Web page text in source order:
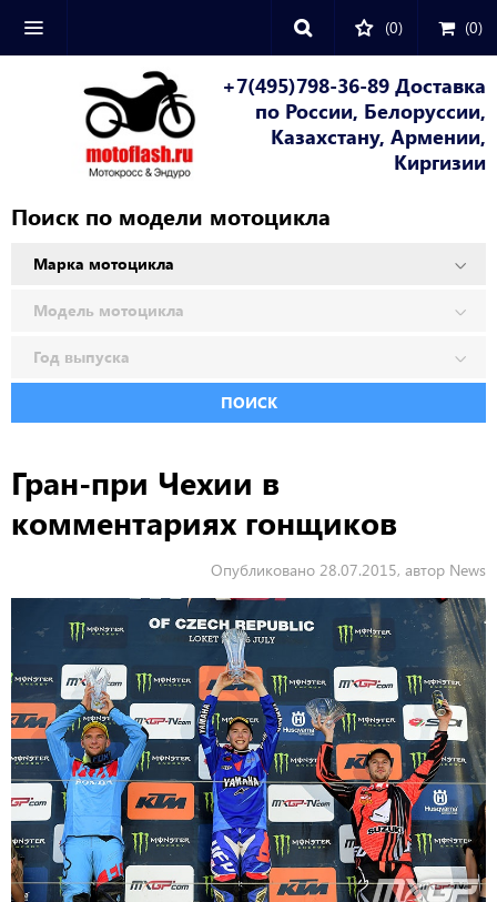
(0) (0)
+7(495)798-36-89 Доставка
по России, Белоруссии,
Казахстану, Армении,
Киргизии
Поиск по модели мотоцикла
ПОИСК
Гран-при Чехии в
комментариях гонщиков
Опубликовано 28.07.2015, автор News